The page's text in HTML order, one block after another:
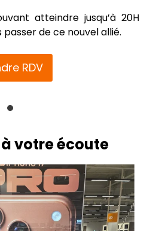
atteindre jusqu’à 20H
de ce nouvel allié.
RDV
votre écoute